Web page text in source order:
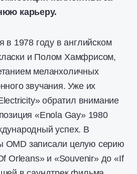
карьеру.
в 1978 году в английском
и Полом Хамфрисом,
меланхоличных
звучания. Уже их
обратил внимание
«Enola Gay» 1980
успех. В
OMD записали целую серию
Orleans» и «Souvenir» до «If